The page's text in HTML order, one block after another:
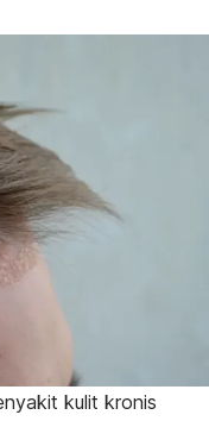
kulit kronis